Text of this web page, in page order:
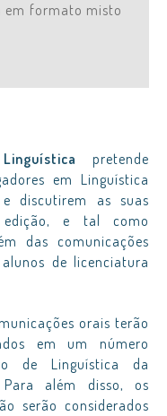
em formato misto
pretende
em Linguística
discutirem as suas
edição, e tal como
das comunicações
de licenciatura
orais terão
em um número
de Linguística da
Para além disso, os
serão considerados